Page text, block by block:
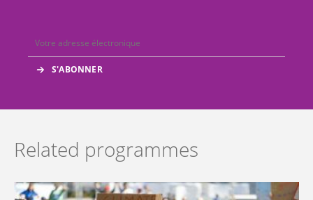
Related programmes